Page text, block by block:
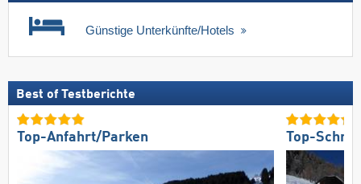
Günstige Unterkünfte/Hotels
Best of Testberichte
Top-Anfahrt/Parken Top-